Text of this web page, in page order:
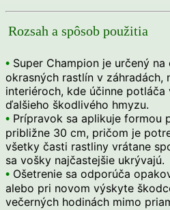
Rozsah a spôsob použitia
• Super Champion je určený na
okrasných rastlín v záhradách,
interiéroch, kde účinne
ďalšieho škodlivého hmyzu.
• Prípravok sa aplikuje formou
približne 30 cm, pričom je
všetky časti rastliny vrátane
sa vošky najčastejšie ukrývajú.
• Ošetrenie sa odporúča
alebo pri novom výskyte
večerných hodinách mimo